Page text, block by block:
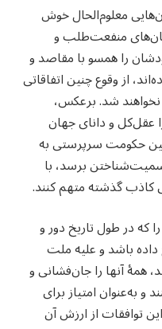
معلوم‌الحال خوش
منفعت‌طلب و
را همسو با مقاصد و
از وقوع چنین اتفاقاتی
شد. برعکس،
و دانای جهان
حکومت سرپرستی به
برسد، با
کاذب گذشته متهم کنند.
که در طول تاریخ دور و
باشد و علیه ملت
همهٔ آنها را جان‌فشانی و
به‌عنوان امتیاز برای
توافقات از ارزش آن